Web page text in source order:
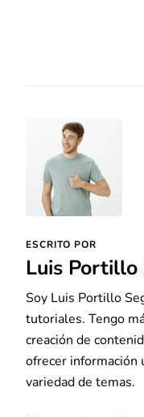
ESCRITO POR
Luis Portillo
Soy Luis Portillo
tutoriales. Tengo
creación de
ofrecer información
variedad de temas.